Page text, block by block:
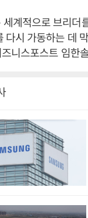
계적으로 브리더
다시 가동하는 데
니스포스트 임한